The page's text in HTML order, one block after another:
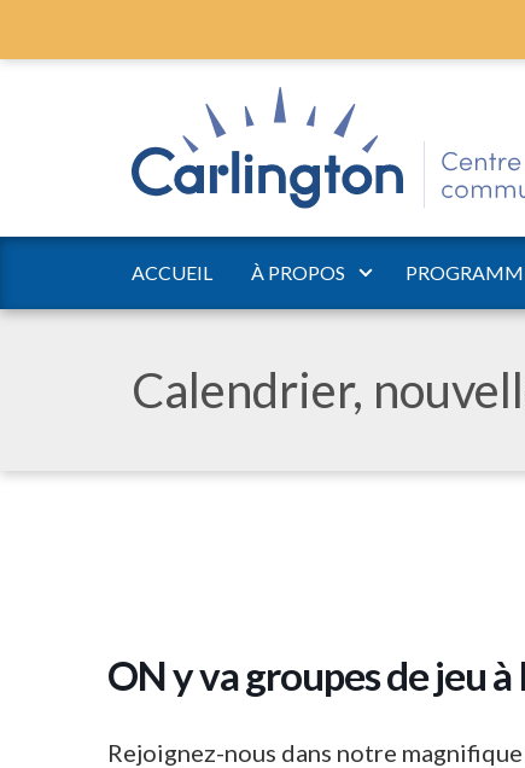
ACCUEIL À PROPOS
Calendrier,
ON y va groupes de jeu
Rejoignez-nous dans notre